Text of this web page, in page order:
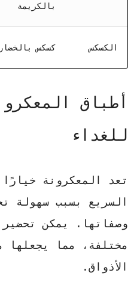
بالكريمة
الكسكس كسكس
أطباق
للغداء
تعد المعكرونة
السريع بسبب سهولة
وصفاتها. يمكن
مختلفة، مما يجعلها
الأذواق.